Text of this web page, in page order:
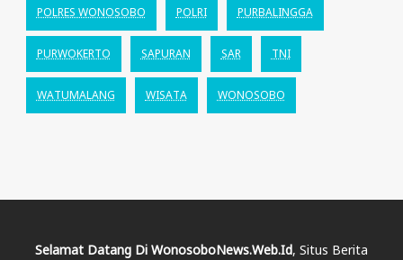
POLRES WONOSOBO POLRI PURBALINGGA
PURWOKERTO SAPURAN SAR TNI
WATUMALANG WISATA WONOSOBO
Selamat Datang Di WonosoboNews.web.id, Situs Berita